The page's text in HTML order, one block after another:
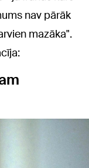
nav pārāk
mazāka".